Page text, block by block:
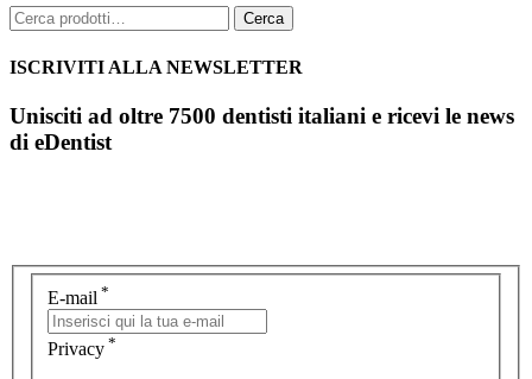
Cerca: Cerca
ISCRIVITI ALLA NEWSLETTER
Unisciti ad oltre 7500 dentisti italiani e ricevi le news
di eDentist
E-mail *
Privacy *